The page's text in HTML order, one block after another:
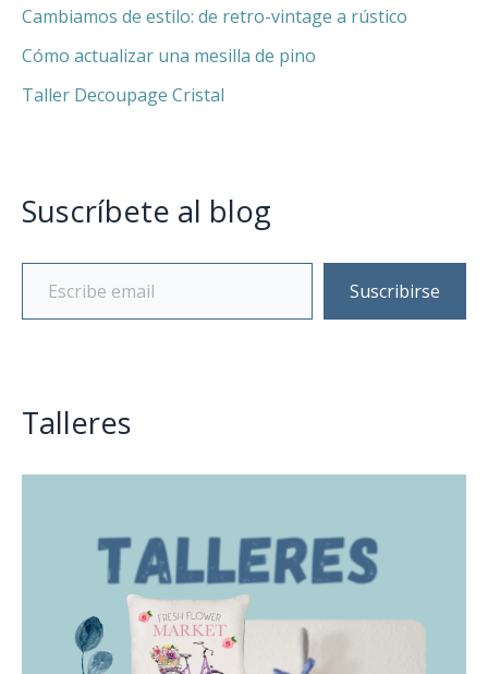
Cambiamos de estilo: de retro-vintage a rústico
Cómo actualizar una mesilla de pino
Taller Decoupage Cristal
Suscríbete al blog
Suscribirse
Talleres